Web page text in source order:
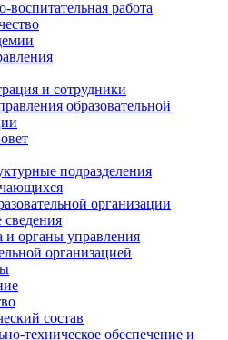
воспитательная работа
и сотрудники
образовательной
подразделения
организации
и органы управления
организацией
состав
техническое обеспечение и